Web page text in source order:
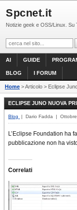
Spcnet.it
Notizie geek e OSS/Linux. Su
AI GUIDE
BLOG I FORUM
Home > Articolo > Eclipse
ECLIPSE JUNO NUOVA
Blog | Dario Fadda |
L’Eclipse Foundation ha
pubblicazione non ha
Correlati